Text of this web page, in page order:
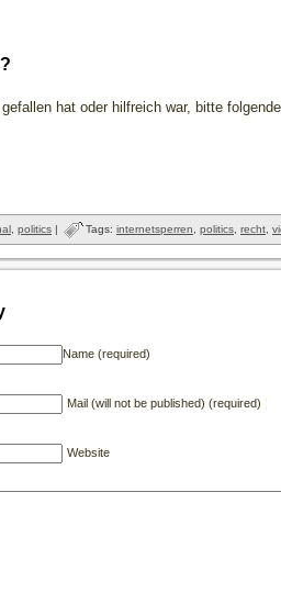
hat oder hilfreich war, bitte
politics | Tags: internetsperren politics recht
Name (required)
Mail (will not be published) (required)
Website